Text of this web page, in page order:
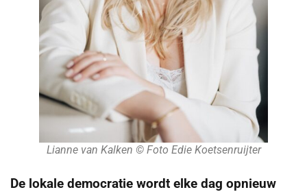
Lianne van Kalken © Foto Edie Koetsenruijter
De lokale democratie wordt elke dag opnieuw